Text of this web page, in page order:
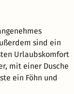
sind ein
Urlaubskomfort
mit einer Dusche
ein Föhn und